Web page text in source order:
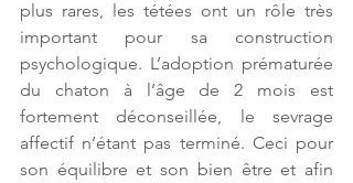
plus rares, les tétées ont un rôle très
important pour sa construction
psychologique. L’adoption prématurée
du chaton à l’âge de 2 mois est
fortement déconseillée, le sevrage
affectif n’étant pas terminé. Ceci pour
son équilibre et son bien être et afin